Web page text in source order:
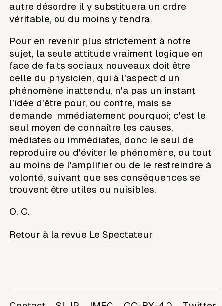
autre désordre il y substituera un ordre
véritable, ou du moins y tendra.
Pour en revenir plus strictement à notre
sujet, la seule attitude vraiment logique en
face de faits sociaux nouveaux doit être
celle du physicien, qui à l'aspect d un
phénomène inattendu, n'a pas un instant
l'idée d'être pour, ou contre, mais se
demande immédiatement pourquoi; c'est le
seul moyen de connaître les causes,
médiates ou immédiates, donc le seul de
reproduire ou d'éviter le phénomène, ou tout
au moins de l'amplifier ou de le restreindre à
volonté, suivant que ses conséquences se
trouvent être utiles ou nuisibles.
O. C.
Retour à la revue Le Spectateur